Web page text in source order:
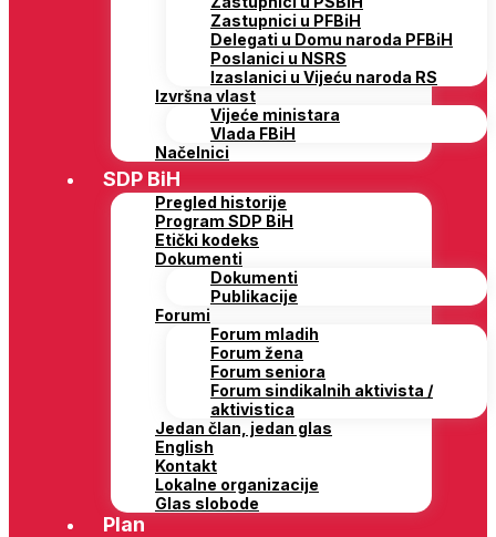
Zastupnici u PFBiH
Delegati u Domu naroda PFBiH
Poslanici u NSRS
Izaslanici u Vijeću naroda RS
Izvršna vlast
Vijeće ministara
Vlada FBiH
Načelnici
SDP BiH
Pregled historije
Program SDP BiH
Etički kodeks
Dokumenti
Dokumenti
Publikacije
Forumi
Forum mladih
Forum žena
Forum seniora
Forum sindikalnih aktivista /
aktivistica
Jedan član, jedan glas
English
Kontakt
Lokalne organizacije
Glas slobode
Plan